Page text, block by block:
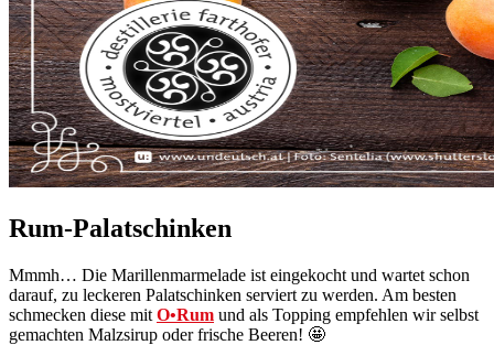
Rum-Palatschinken
Mmmh… Die Marillenmarmelade ist eingekocht und wartet schon
darauf, zu leckeren Palatschinken serviert zu werden. Am besten
schmecken diese mit O•Rum und als Topping empfehlen wir selbst
gemachten Malzsirup oder frische Beeren! 🤩